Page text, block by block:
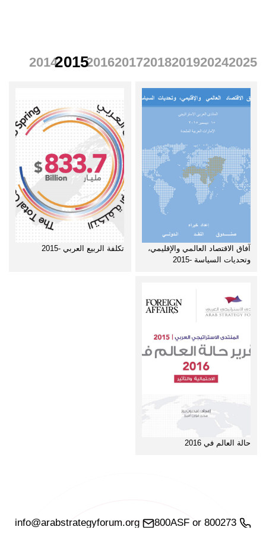
2025
2024
2019
2018
2017
2016
2015
2014
آفاق الاقتصاد العالمي والإقليمي،
وتحديات السياسة -2015
تكلفة الربيع العربي -2015
حالة العالم في 2016
800ASF or 800273
info@arabstrategyforum.org